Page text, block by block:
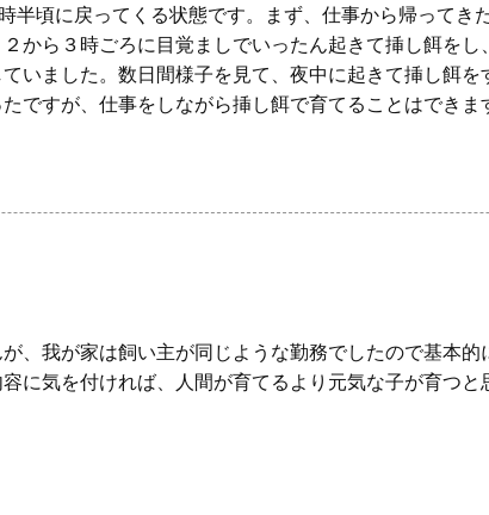
半頃に戻ってくる状態です。まず、仕事から帰ってき
から３時ごろに目覚ましでいったん起きて挿し餌を
いました。数日間様子を見て、夜中に起きて挿し餌
ですが、仕事をしながら挿し餌で育てることはでき
、我が家は飼い主が同じような勤務でしたので基本
に気を付ければ、人間が育てるより元気な子が育つと